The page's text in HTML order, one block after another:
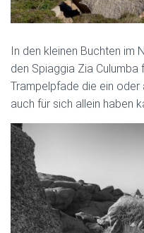
In den kleinen Buchten im
den Spiaggia Zia Culumba
Trampelpfade die ein oder
auch für sich allein haben